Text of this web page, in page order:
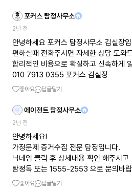
포커스 탐정사무소
2년 전
안녕하세요 포커스 탐정사무소 김실장
편하실때 전화주시면 자세한 상담 도와
합리적인 비용으로 확실하고 신속하게
010 7913 0355 포커스 김실장
좋아요 답글달기
에이전트 탐정사무소
2년 전
안녕하세요!
가정문제 증거수집 전문 탐정입니다.
닉네임 클릭 후 상세내용 확인 해주시고
탐정톡 또는 1555-2553 으로 문의바
좋아요 답글달기